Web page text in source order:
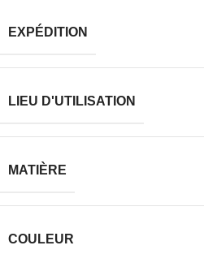
EXPÉDITION
LIEU D'UTILISATION
MATIÈRE
COULEUR